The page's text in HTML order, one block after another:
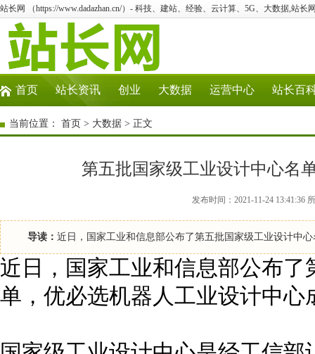
站长网 （https://www.dadazhan.cn/）- 科技、建站、经验、云计算、5G、大数据,站长
首页 站长资讯 创业 大数据 运营中心 站长百
当前位置： 首页 > 大数据 > 正文
第五批国家级工业设计中心名
发布时间：2021-11-24 13:41:36
导读： 近日，国家工业和信息部公布了第五批国家级工业设计中
近日，国家工业和信息部公布
单，优必选机器人工业设计中心